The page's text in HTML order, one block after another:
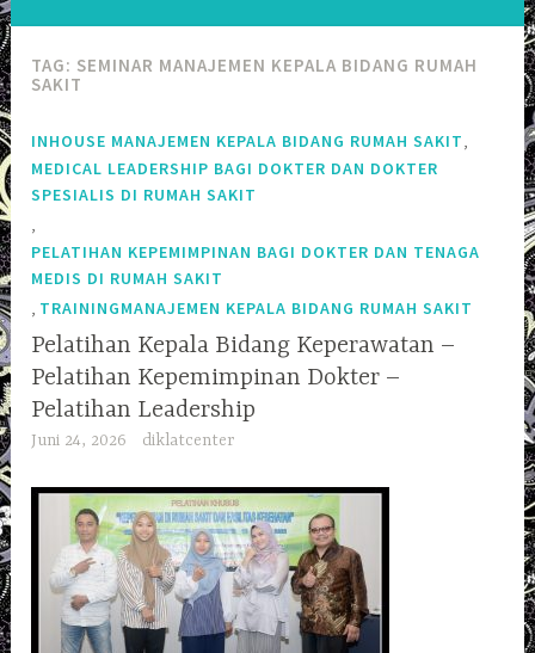
TAG: SEMINAR MANAJEMEN KEPALA BIDANG RUMAH
SAKIT
INHOUSE MANAJEMEN KEPALA BIDANG RUMAH SAKIT
MEDICAL LEADERSHIP BAGI DOKTER DAN DOKTER
SPESIALIS DI RUMAH SAKIT
PELATIHAN KEPEMIMPINAN BAGI DOKTER DAN TENAGA
MEDIS DI RUMAH SAKIT
TRAININGMANAJEMEN KEPALA BIDANG RUMAH SAKIT
Pelatihan Kepala Bidang Keperawatan –
Pelatihan Kepemimpinan Dokter –
Pelatihan Leadership
Juni 24, 2026 diklatcenter